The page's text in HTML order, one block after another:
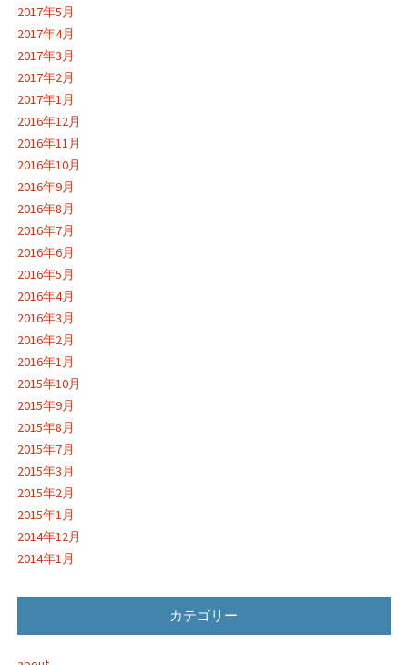
2017年5月
2017年4月
2017年3月
2017年2月
2017年1月
2016年12月
2016年11月
2016年10月
2016年9月
2016年8月
2016年7月
2016年6月
2016年5月
2016年4月
2016年3月
2016年2月
2016年1月
2015年10月
2015年9月
2015年8月
2015年7月
2015年3月
2015年2月
2015年1月
2014年12月
2014年1月
カテゴリー